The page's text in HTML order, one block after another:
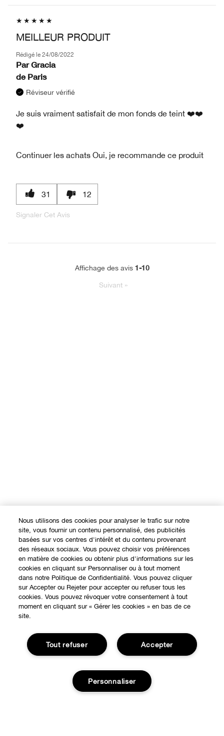
MEILLEUR PRODUIT
Rédigé le 24/08/2022
Par Gracia
de Paris
Réviseur vérifié
Je suis vraiment satisfait de mon fonds de teint ❤️❤️
❤️
Continuer les achats Oui, je recommande ce produit
31 12
Signaler Cet Avis
Affichage des avis 1-10
Suivant »
EXPÉRIENCE EN LIGNE
Offres Spéciales
Points de Vente
À PROPOS
Notre Philosophie
Changer de Pays
BESOIN D'AIDE?
Suivre ma commande
CONFIDENTIALITÉ ET CONDITIONS GÉNÉRALES
Nous utilisons des cookies pour analyser le trafic sur notre
site, vous fournir un contenu personnalisé, des publicités
basées sur vos centres d'intérêt et du contenu provenant
des réseaux sociaux. Vous pouvez choisir vos préférences
en matière de cookies ou obtenir plus d'informations sur les
cookies en cliquant sur Personnaliser ou à tout moment
dans notre Politique de Confidentialité. Vous pouvez cliquer
sur Accepter ou Rejeter pour accepter ou refuser tous les
cookies. Vous pouvez révoquer votre consentement à tout
moment en cliquant sur « Gérer les cookies » en bas de ce
site.
Accepter
Tout refuser
Personnaliser